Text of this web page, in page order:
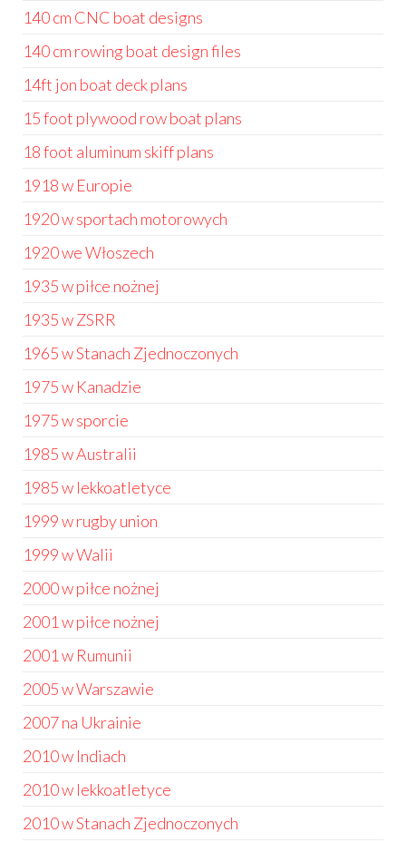
140 cm CNC boat designs
140 cm rowing boat design files
14ft jon boat deck plans
15 foot plywood row boat plans
18 foot aluminum skiff plans
1918 w Europie
1920 w sportach motorowych
1920 we Włoszech
1935 w piłce nożnej
1935 w ZSRR
1965 w Stanach Zjednoczonych
1975 w Kanadzie
1975 w sporcie
1985 w Australii
1985 w lekkoatletyce
1999 w rugby union
1999 w Walii
2000 w piłce nożnej
2001 w piłce nożnej
2001 w Rumunii
2005 w Warszawie
2007 na Ukrainie
2010 w Indiach
2010 w lekkoatletyce
2010 w Stanach Zjednoczonych